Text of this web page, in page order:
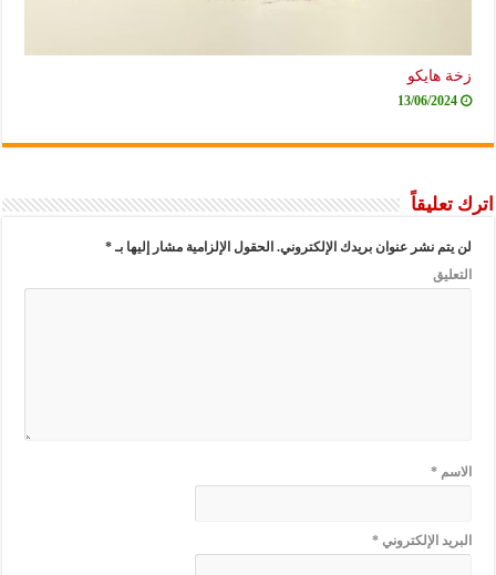
زخة هايكو
13/06/2024
اترك تعليقاً
لن يتم نشر عنوان بريدك الإلكتروني. الحقول الإلزامية مشار إليها بـ*
التعليق
الاسم*
البريد الإلكتروني*